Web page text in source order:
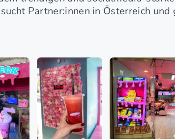
Partner:innen in Österreich und